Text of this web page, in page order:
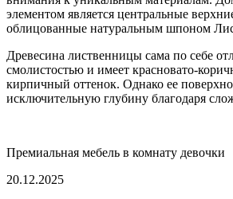
элементом является центральные
облицованные натуральным шпоном
Древесина лиственницы сама по себе
смолистостью и имеет красновато-
кирпичный оттенок. Однако ее
исключительную глубину благодаря
Премиальная мебель в комнату девочки
20.12.2025